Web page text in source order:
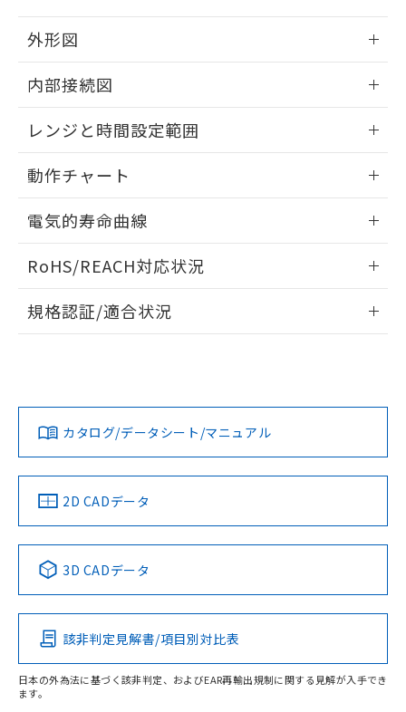
外形図
外形図
内部接続図
内部接続図
レンジと時間設定範囲
レンジと時間設定範囲
動作チャート
動作チャート
電気的寿命曲線
電気的寿命曲線
RoHS/REACH対応状況
EU RoHS 注意事項・凡例
対応済み
中国 RoHS 注意事項・凡例
Pb Hg Cd Cr(VI)
O
規格認証/適合状況
LR型式承認
（イギリス
船舶規格）
DNV型式承認
（ノルウェー
BV型式承認
（フランス
KR型式
（韓国
Yes No No No
この製品の規格認証/適合状況ページへ
その他の認証はこちらのページからご検索ください
カタログ/データシート/マニュアル
2D CADデータ
3D CADデータ
該非判定見解書/項目別対比表
日本の外為法に基づく該非判定、およびEAR再輸出規制に関する見解が入手でき
ます。
登録された部品リストについて、当社
引・商談に必要な範囲で利用すること
をご了承ください。
※当社の共同利用者とは、"個人情報
の共同利用に関して"
用者の範囲」に記載されている法人を
指します。
※3 非含有証明書ダウンロード
下記の非含有証明書をダウンロードするこ
とができます。
EU RoHS指令（10物質）の非含有証明書
51物質の非含有証明書（当社基準）
※本証明書は発行日時点で非含有を証明す
ものではありません。
また、RoHS指令のフタル酸エステル類４
物質の対応では、対応完了までの期間は出
荷製品に未対応品が混在することから備考
欄に対応日を記載しておりました。
既に当社にて対応品への在庫切替を完了
り、2022年1月12日より割愛しておりま
す。